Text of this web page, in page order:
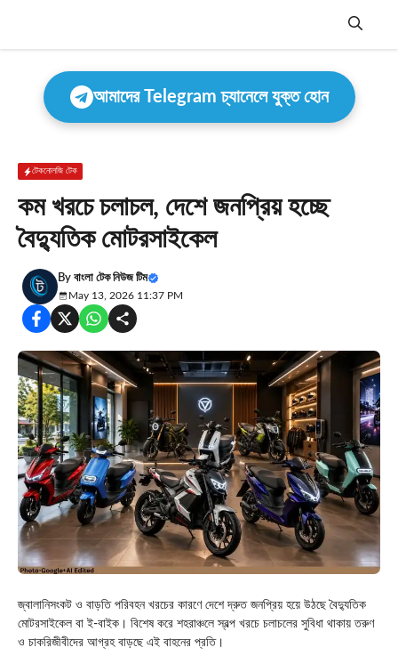
Menu
আমাদের Telegram চ্যানেলে যুক্ত হোন
টেকনোলজি টেক
কম খরচে চলাচল, দেশে জনপ্রিয় হচ্ছে
বৈদ্যুতিক মোটরসাইকেল
By বাংলা টেক নিউজ টিম
May 13, 2026 11:37 PM
জ্বালানিসংকট ও বাড়তি পরিবহন খরচের কারণে দেশে দ্রুত জনপ্রিয় হয়ে উঠছে বৈদ্যুতিক
মোটরসাইকেল বা ই-বাইক। বিশেষ করে শহরাঞ্চলে স্বল্প খরচে চলাচলের সুবিধা থাকায় তরুণ
ও চাকরিজীবীদের আগ্রহ বাড়ছে এই বাহনের প্রতি।